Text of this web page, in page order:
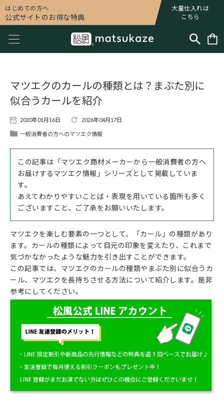
はじめての方へ
公式サイトのお得な特典
大量仕入れは
こちら
マツエクのカールの種類とは？まぶた別に
似合うカールを紹介
2020年01月16日 2026年04月17日
一般消費者の方へのマツエク情報
この記事は「マツエク商材メーカーから一般消費者の方へ
お届けするマツエク情報」シリーズとして掲載していま
す。
あえてわかりやすいことば・表現を用いている箇所も多く
ございますこと、ご了承をお願いいたします。
マツエクを楽しむ要素の一つとして、「カール」の種類があり
ます。カールの種類によって目元の印象を変えたり、これまで
気づかなかったような魅力を引き出すことができます。
この記事では、マツエクのカールの種類やまぶた別に似合うカ
ール、マツエクを長持ちさせる方法について紹介します。是非
参考にしてください。